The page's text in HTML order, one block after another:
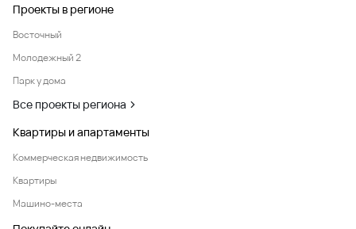
Проекты в регионе
Восточный
Молодежный 2
Парк у дома
Все проекты региона
Квартиры и апартаменты
Коммерческая недвижимость
Квартиры
Машино-места